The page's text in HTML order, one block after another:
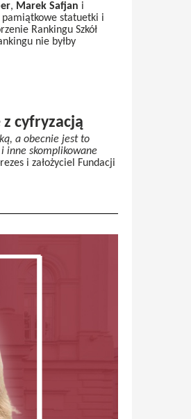
, Marek Safjan i
statuetki i
Rankingu Szkół
nie byłby
cyfryzacją
a obecnie jest to
inne skomplikowane
i założyciel Fundacji